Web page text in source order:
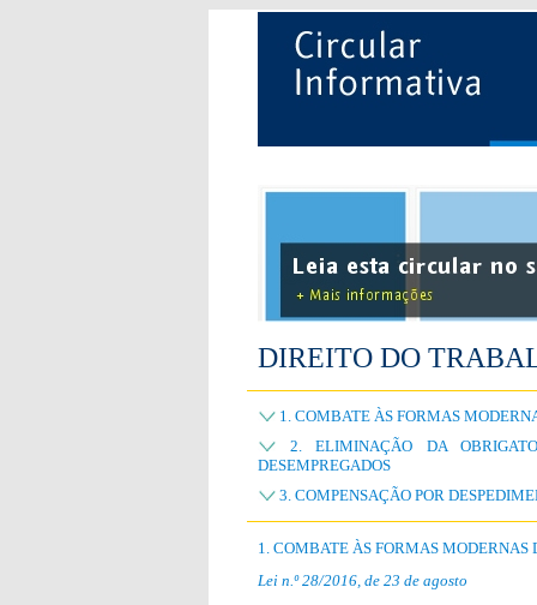
DIREITO DO
1. COMBATE ÀS FORMAS
2. ELIMINAÇÃO DA
DESEMPREGADOS
3. COMPENSAÇÃO POR
1. COMBATE ÀS FORMAS MODERNAS
Lei n.º 28/2016, de 23 de agosto